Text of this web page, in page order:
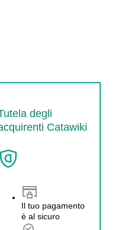
degli
Catawiki
Il tuo pagamento
è al sicuro